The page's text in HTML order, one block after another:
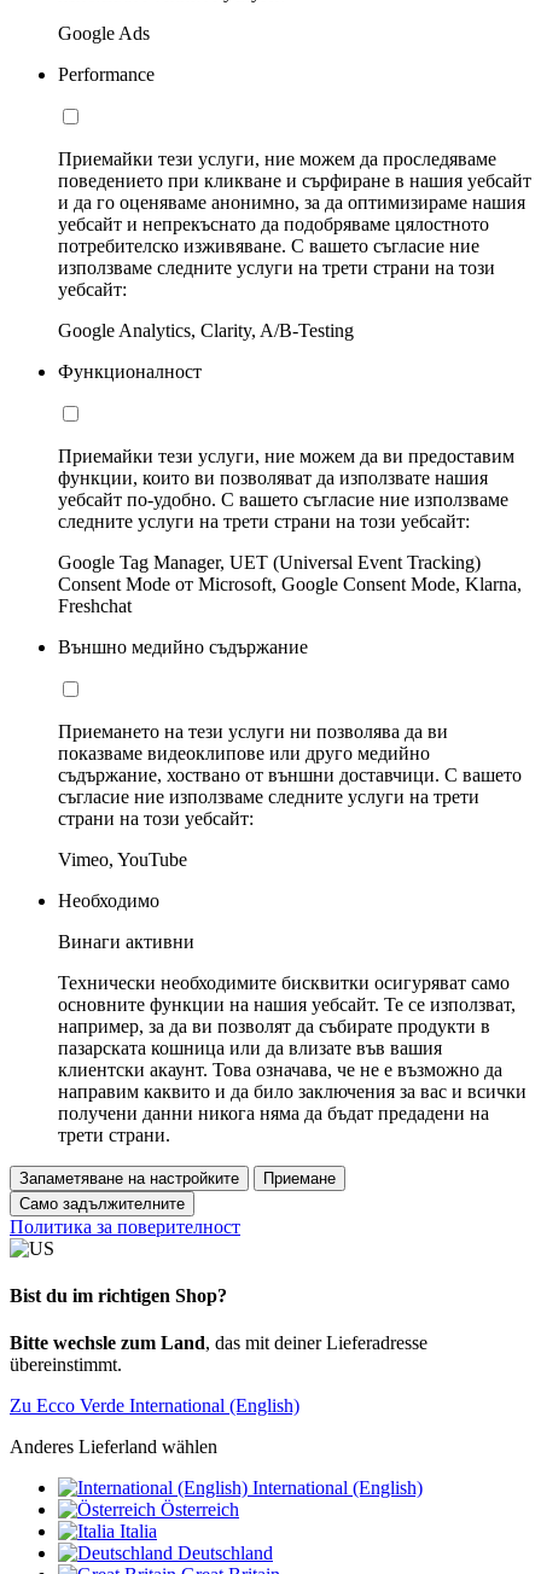
Google Ads
Performance
Приемайки тези услуги, ние можем да проследяваме
поведението при кликване и сърфиране в нашия уебсайт
и да го оценяваме анонимно, за да оптимизираме нашия
уебсайт и непрекъснато да подобряваме цялостното
потребителско изживяване. С вашето съгласие ние
използваме следните услуги на трети страни на този
уебсайт:
Google Analytics, Clarity, A/B-Testing
Функционалност
Приемайки тези услуги, ние можем да ви предоставим
функции, които ви позволяват да използвате нашия
уебсайт по-удобно. С вашето съгласие ние използваме
следните услуги на трети страни на този уебсайт:
Google Tag Manager, UET (Universal Event Tracking)
Consent Mode от Microsoft, Google Consent Mode, Klarna,
Freshchat
Външно медийно съдържание
Приемането на тези услуги ни позволява да ви
показваме видеоклипове или друго медийно
съдържание, хоствано от външни доставчици. С вашето
съгласие ние използваме следните услуги на трети
страни на този уебсайт:
Vimeo, YouTube
Необходимо
Винаги активни
Технически необходимите бисквитки осигуряват само
основните функции на нашия уебсайт. Те се използват,
например, за да ви позволят да събирате продукти в
пазарската кошница или да влизате във вашия
клиентски акаунт. Това означава, че не е възможно да
направим каквито и да било заключения за вас и всички
получени данни никога няма да бъдат предадени на
трети страни.
Запаметяване на настройките
Приемане
Само задължителните
Политика за поверителност
Bist du im richtigen Shop?
Bitte wechsle zum Land, das mit deiner Lieferadresse
übereinstimmt.
Zu Ecco Verde International (English)
Anderes Lieferland wählen
International (English)
Österreich
Italia
Deutschland